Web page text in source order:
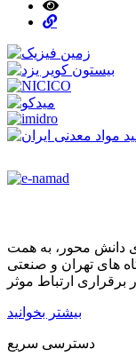
دانش محور، به همت
­های تهران و صنعتی
بیشتر بخوانید
دسترسی سریع